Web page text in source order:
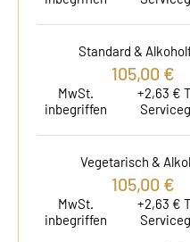
Standard &
105,00 €
MwSt.
inbegriffen
+2,63 €
Vegetarisch &
105,00 €
MwSt.
inbegriffen
+2,63 €